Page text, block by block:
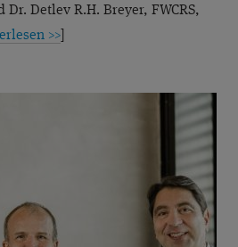
Detlev R.H. Breyer, FWCRS,
>>